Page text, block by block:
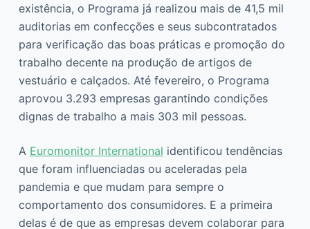
existência, o Programa já realizou mais de 41,5 mil
auditorias em confecções e seus subcontratados
para verificação das boas práticas e promoção do
trabalho decente na produção de artigos de
vestuário e calçados. Até fevereiro, o Programa
aprovou 3.293 empresas garantindo condições
dignas de trabalho a mais 303 mil pessoas.
A Euromonitor International identificou tendências
que foram influenciadas ou aceleradas pela
pandemia e que mudam para sempre o
comportamento dos consumidores. E a primeira
delas é de que as empresas devem colaborar para